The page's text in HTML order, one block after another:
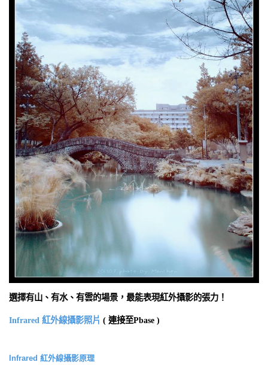
選擇有山、有水、有雲的場景，最能表現紅外攝影的張力！
Infrared 紅外線攝影照片 ( 連接至Pbase )
Infrared 紅外線攝影原理